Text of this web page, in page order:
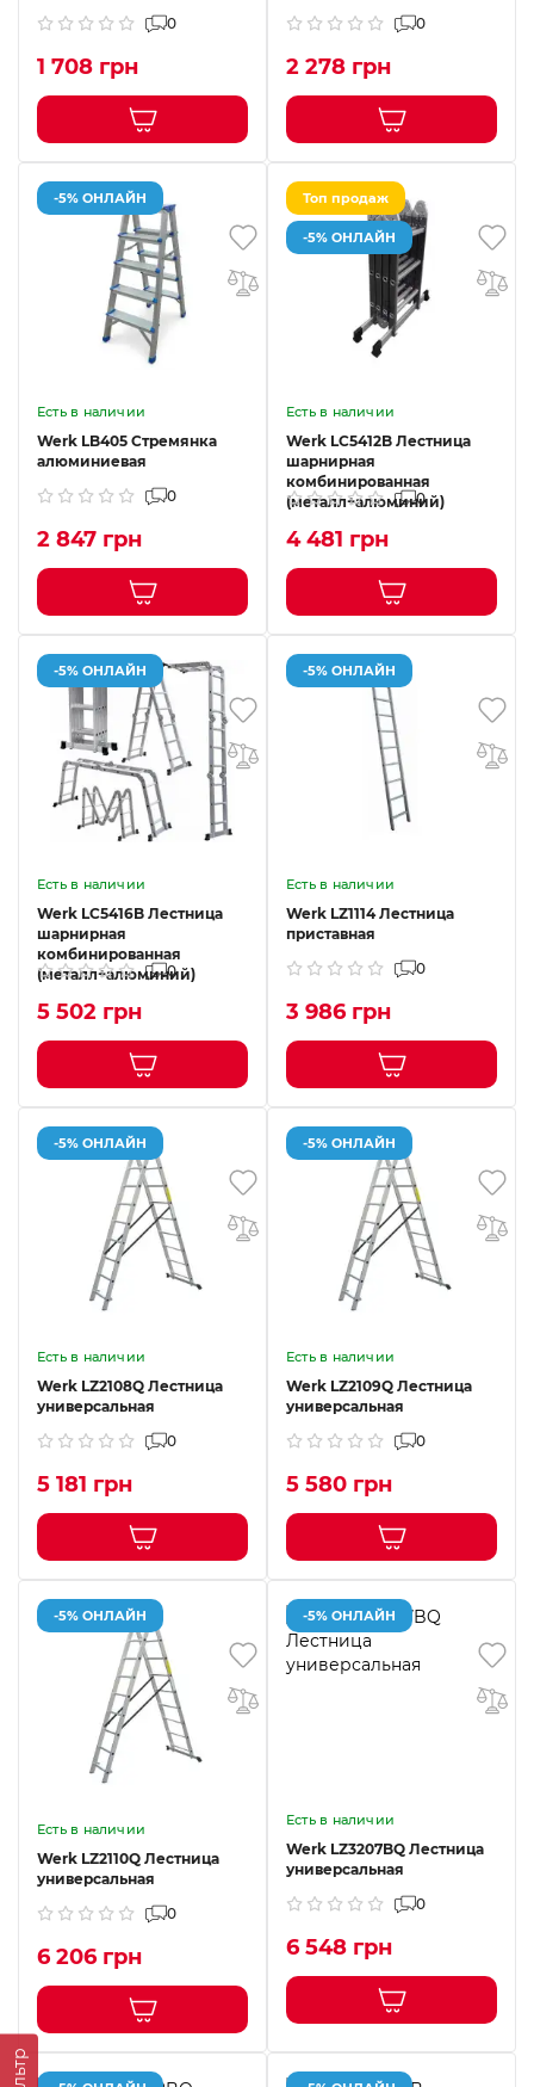
0
1 708 грн
0
2 278 грн
-5% ОНЛАЙН
Есть в наличии
Werk LB405 Стремянка
алюминиевая
0
2 847 грн
Топ продаж
-5% ОНЛАЙН
Есть в наличии
Werk LC5412B Лестница
шарнирная
комбинированная
(металл+алюминий)
0
4 481 грн
-5% ОНЛАЙН
Есть в наличии
Werk LC5416B Лестница
шарнирная
комбинированная
(металл+алюминий)
0
5 502 грн
-5% ОНЛАЙН
Есть в наличии
Werk LZ1114 Лестница
приставная
0
3 986 грн
-5% ОНЛАЙН
Есть в наличии
Werk LZ2108Q Лестница
универсальная
0
5 181 грн
-5% ОНЛАЙН
Есть в наличии
Werk LZ2109Q Лестница
универсальная
0
5 580 грн
-5% ОНЛАЙН
Есть в наличии
Werk LZ2110Q Лестница
универсальная
0
6 206 грн
-5% ОНЛАЙН
Есть в наличии
Werk LZ3207BQ Лестница
универсальная
0
6 548 грн